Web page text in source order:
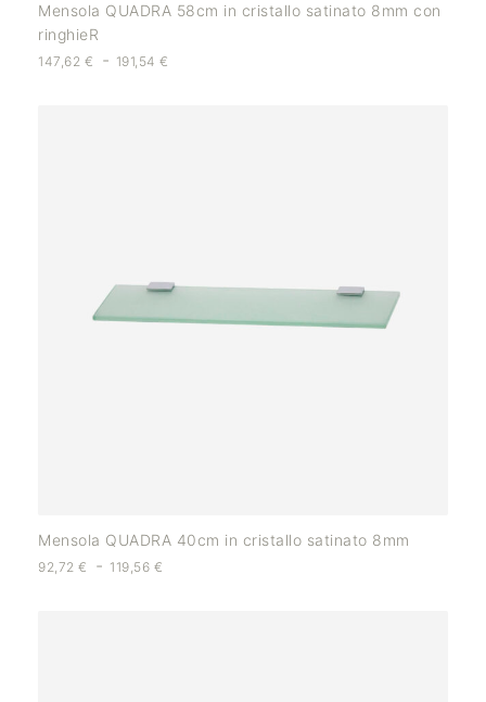
Mensola QUADRA 58cm in cristallo satinato 8mm con
ringhieR
147,62 € - 191,54€
Mensola QUADRA 40cm in cristallo satinato 8mm
92,72 € - 119,56 €